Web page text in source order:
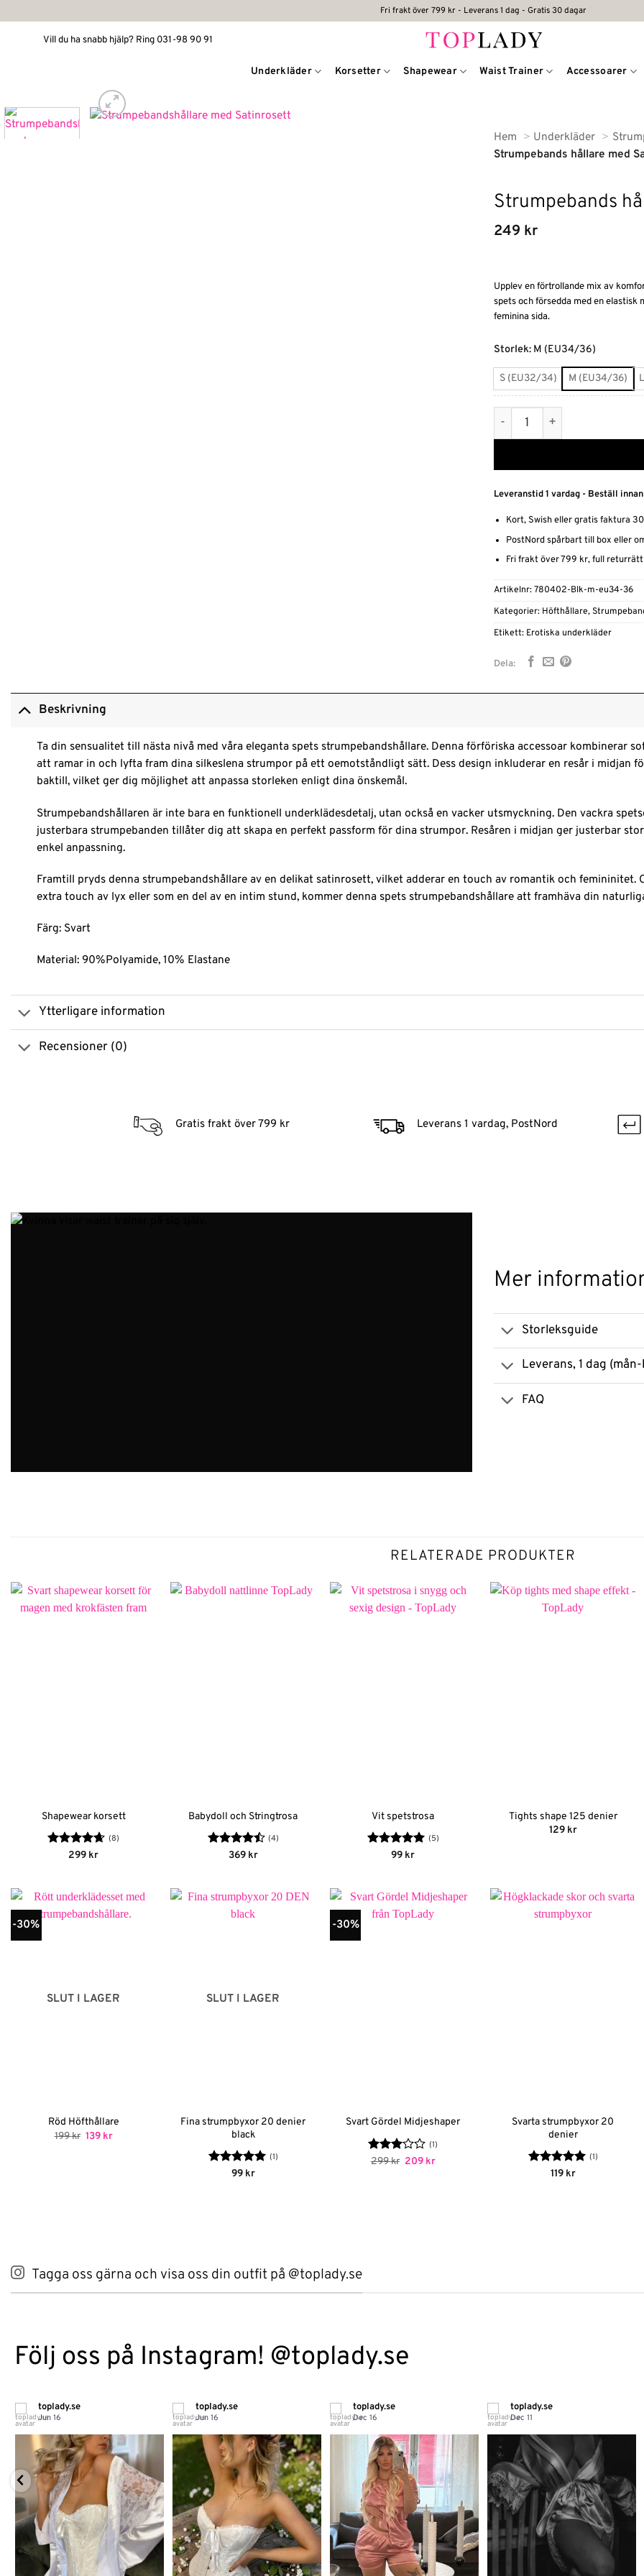
to
Fri frakt över 799 kr - Leverans 1 dag - Gratis 30 dagar
Vill du ha snabb hjälp? Ring 031-98 90 91
Underkläder Korsetter Shapewear Waist Trainer Accessoarer
Hem Underkläder
Strumpebands hållare med
Strumpebands
249 kr
Upplev en förtrollande mix av
spets och försedda med en
feminina sida.
Storlek: M (EU34/36)
S (EU32/34) M (EU34/36)
Strumpebands hållare
Alternative:
Leveranstid 1 vardag - Beställ
Kort, Swish eller gratis faktura
PostNord spårbart till box eller
Fri frakt över 799 kr, full
Artikelnr:780402-Blk-m-eu34-36
Kategorier: Höfthållare,
Etikett: Erotiska underkläder
Dela:
Beskrivning
Ta din sensualitet till nästa nivå med våra eleganta spets strumpebandshållare. Denna förföriska accessoar kombinerar
att ramar in och lyfta fram dina silkeslena strumpor på ett oemotståndligt sätt. Dess design inkluderar en resår i midjan
baktill, vilket ger dig möjlighet att anpassa storleken enligt dina önskemål.
Strumpebandshållaren är inte bara en funktionell underklädesdetalj, utan också en vacker utsmyckning. Den vackra
justerbara strumpebanden tillåter dig att skapa en perfekt passform för dina strumpor. Resåren i midjan ger justerbar
enkel anpassning.
Framtill pryds denna strumpebandshållare av en delikat satinrosett, vilket adderar en touch av romantik och femininitet.
extra touch av lyx eller som en del av en intim stund, kommer denna spets strumpebandshållare att framhäva din
Färg: Svart
Material: 90%Polyamide, 10% Elastane
Ytterligare information
Recensioner (0)
Gratis frakt över 799 kr Leverans 1 vardag, PostNord
Mer
Storleksguide
Leverans, 1 dag
FAQ
RELATERADE PRODUKTER
Shapewear korsett
Betygsatt
(8)
299 kr
Babydoll och Stringtrosa
Betygsatt
(4)
369 kr
Vit spetstrosa
Betygsatt
(5)
99 kr
Tights shape 125 denier
129 kr
-30%
SLUT I LAGER
Röd Höfthållare
199kr Det
139 krDet
SLUT I LAGER
Fina strumpbyxor 20 denier
black
Betygsatt
(1)
99 kr
-30%
Svart Gördel Midjeshaper
Betygsatt
(1)
299kr Det
209 krDet
Svarta strumpbyxor 20
denier
Betygsatt
(1)
119 kr
Tagga oss gärna och visa oss din outfit på @toplady.se
Följ oss på Instagram! @toplady.se
toplady.se
Jun 16
toplady.se
Jun 16
toplady.se
Dec 16
toplady.se
Dec 11